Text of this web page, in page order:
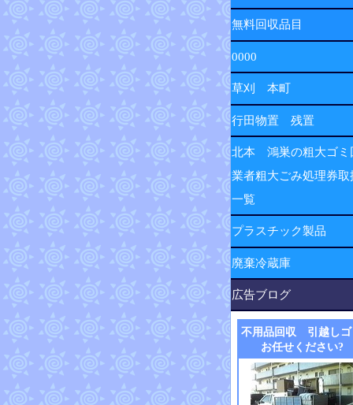
無料回収品目
0000
草刈 本町
行田物置 残置
北本 鴻巣の粗大ゴミ
業者粗大ごみ処理券取
一覧
プラスチック製品
廃棄冷蔵庫
広告ブログ
不用品回収 引越しゴ
お任せください?